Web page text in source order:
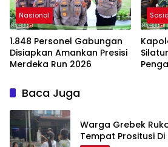
Nasional
1.848 Personel Gabungan
Disiapkan Amankan Presisi
Merdeka Run 2026
Baca Juga
Warga Grebek
Tempat Prositusi